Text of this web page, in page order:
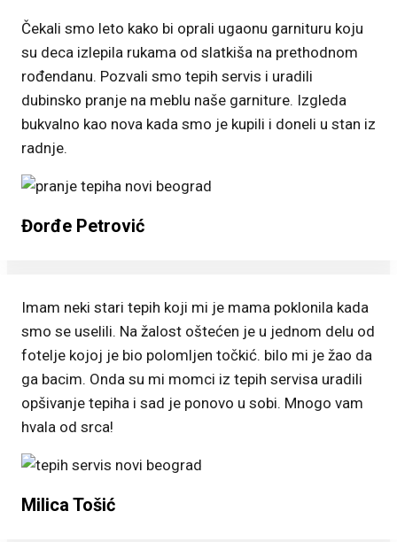
Čekali smo leto kako bi oprali ugaonu garnituru koju
su deca izlepila rukama od slatkiša na prethodnom
rođendanu. Pozvali smo tepih servis i uradili
dubinsko pranje na meblu naše garniture. Izgleda
bukvalno kao nova kada smo je kupili i doneli u stan iz
radnje.
Đorđe Petrović
Imam neki stari tepih koji mi je mama poklonila kada
smo se uselili. Na žalost oštećen je u jednom delu od
fotelje kojoj je bio polomljen točkić. bilo mi je žao da
ga bacim. Onda su mi momci iz tepih servisa uradili
opšivanje tepiha i sad je ponovo u sobi. Mnogo vam
hvala od srca!
Milica Tošić